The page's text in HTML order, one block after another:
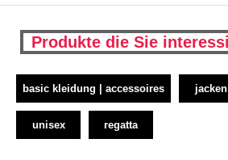
Produkte die Sie
basic kleidung | accessoires jacken
unisex regatta